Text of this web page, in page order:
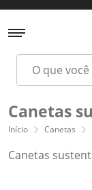
Canetas
Início Canetas
Canetas